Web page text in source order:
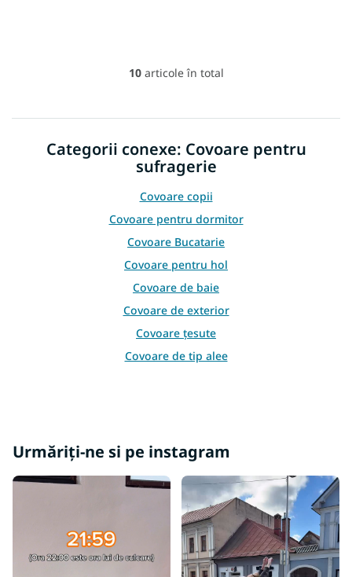
C
t
o
l
l
l
i
s
ă
r
i
l
o
r
10articole în total
Categorii conexe: Covoare pentru
sufragerie
Covoare copii
Covoare pentru dormitor
Covoare Bucatarie
Covoare pentru hol
Covoare de baie
Covoare de exterior
Covoare țesute
Covoare de tip alee
Covoare negre
Covoare colorate
Covoare maro
Covoare albastre
Covoare roz
Covoare gri
Urmăriți-ne si pe instagram